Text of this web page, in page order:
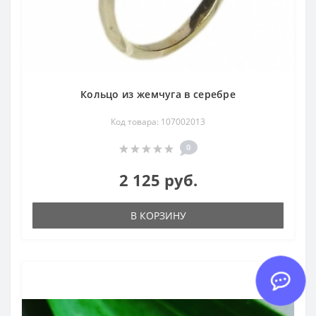
Кольцо из жемчуга в серебре
Код товара: 107002013
0
2 125 руб.
В КОРЗИНУ